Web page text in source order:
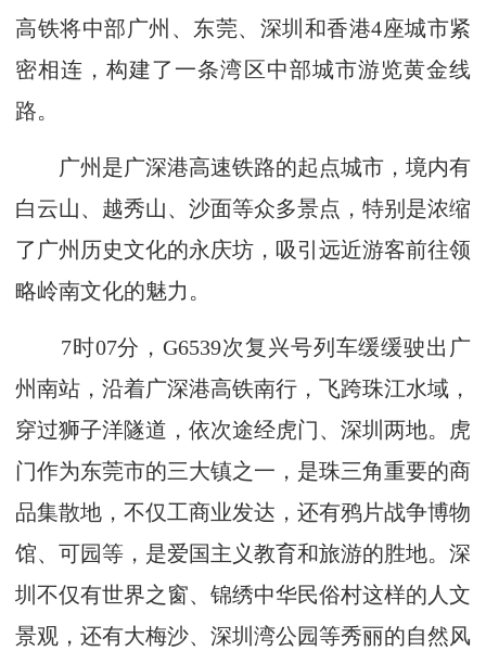
高铁将中部广州、东莞、深圳和香港4座城市紧
密相连，构建了一条湾区中部城市游览黄金线
路。
广州是广深港高速铁路的起点城市，境内有
白云山、越秀山、沙面等众多景点，特别是浓缩
了广州历史文化的永庆坊，吸引远近游客前往领
略岭南文化的魅力。
7时07分，G6539次复兴号列车缓缓驶出广
州南站，沿着广深港高铁南行，飞跨珠江水域，
穿过狮子洋隧道，依次途经虎门、深圳两地。虎
门作为东莞市的三大镇之一，是珠三角重要的商
品集散地，不仅工商业发达，还有鸦片战争博物
馆、可园等，是爱国主义教育和旅游的胜地。深
圳不仅有世界之窗、锦绣中华民俗村这样的人文
景观，还有大梅沙、深圳湾公园等秀丽的自然风